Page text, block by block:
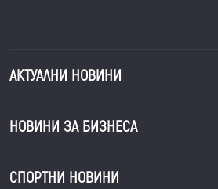
АКТУАЛНИ НОВИНИ
НОВИНИ ЗА БИЗНЕСА
СПОРТНИ НОВИНИ